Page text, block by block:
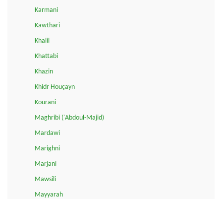
Karmani
Kawthari
Khalil
Khattabi
Khazin
Khidr Houçayn
Kourani
Maghribi ('Abdoul-Majid)
Mardawi
Marighni
Marjani
Mawsili
Mayyarah